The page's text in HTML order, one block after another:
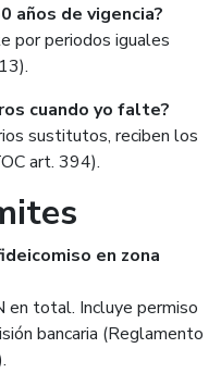
años de vigencia?
por periodos iguales
cuando yo falte?
sustitutos, reciben los
art. 394).
en zona
total. Incluye permiso
bancaria (Reglamento